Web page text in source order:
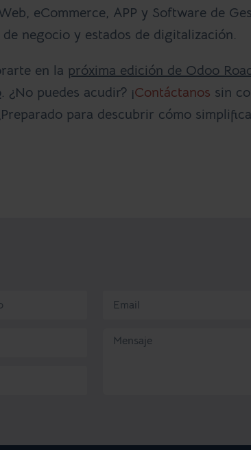
eCommerce, APP y Software de
negocio y estados de digitalización.
en la próxima edición de Odoo
. ¿No puedes acudir? ¡Contáctanos sin
para descubrir cómo